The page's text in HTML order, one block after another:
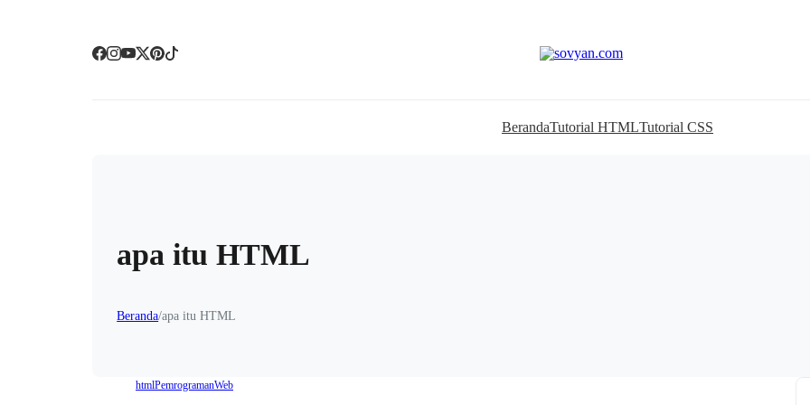
BerandaTutorial HTMLTutorial CSS
apa itu HTML
Beranda/apa itu HTML
htmlPemrogramanWeb